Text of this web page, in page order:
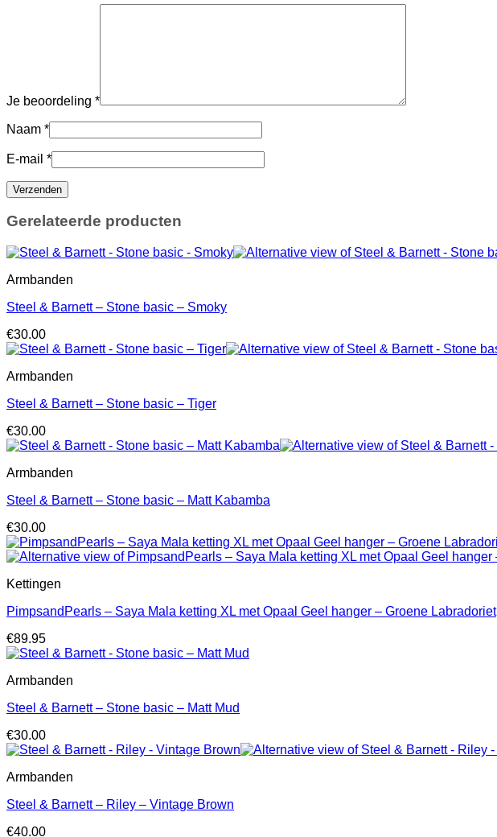
Je beoordeling *
Naam *
E-mail *
Gerelateerde producten
Armbanden
Steel & Barnett – Stone basic – Smoky
€30.00
Armbanden
Steel & Barnett – Stone basic – Tiger
€30.00
Armbanden
Steel & Barnett – Stone basic – Matt Kabamba
€30.00
Kettingen
PimpsandPearls – Saya Mala ketting XL met Opaal Geel hanger – Groene Labradoriet
€89.95
Armbanden
Steel & Barnett – Stone basic – Matt Mud
€30.00
Armbanden
Steel & Barnett – Riley – Vintage Brown
€40.00